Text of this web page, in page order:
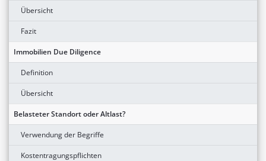
Übersicht
Fazit
Immobilien Due Diligence
Definition
Übersicht
Belasteter Standort oder Altlast?
Verwendung der Begriffe
Kostentragungspflichten